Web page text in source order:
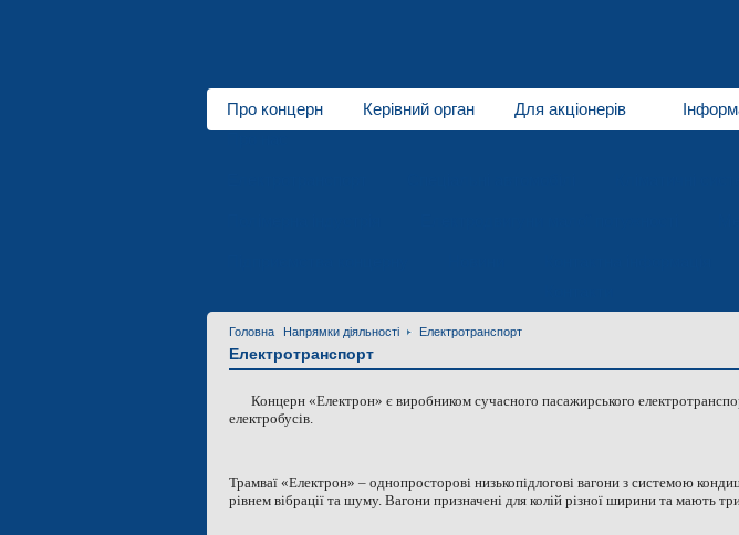
Про концерн Керівний орган Для акціонерів
Головна Напрямки діяльності Електротранспорт
Електротранспорт
Концерн «Електрон» є виробником сучасного пасажирського
електробусів.
Трамваї «Електрон» – однопросторові низькопідлогові вагони з системою
рівнем вібрації та шуму. Вагони призначені для колій різної ширини та мають